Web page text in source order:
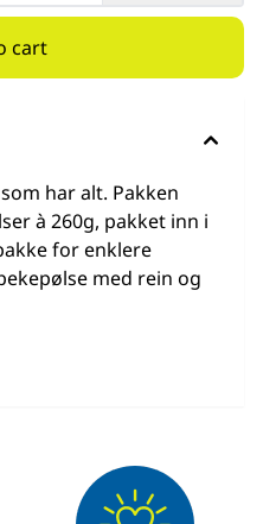
har alt. Pakken
à 260g, pakket inn i
for enklere
med rein og